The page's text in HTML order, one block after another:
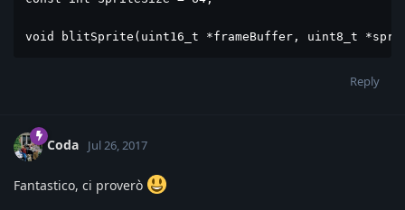
void blitSprite(uint16_t *frameBuffer, uint8_t
Reply
Coda Jul 26, 2017
Fantastico, ci proverò